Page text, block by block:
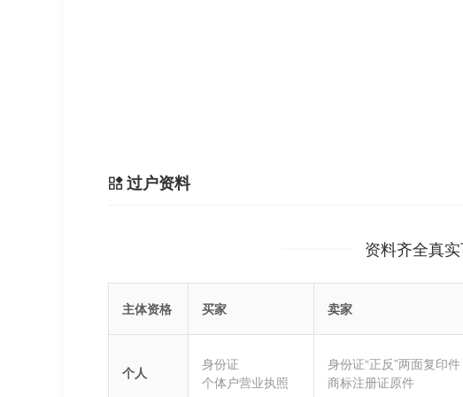
过户资料
资料齐全真
主体资格 买家 卖家
个人
身份证
个体户营业执照
身份证“正反”两面复印件
商标注册证原件